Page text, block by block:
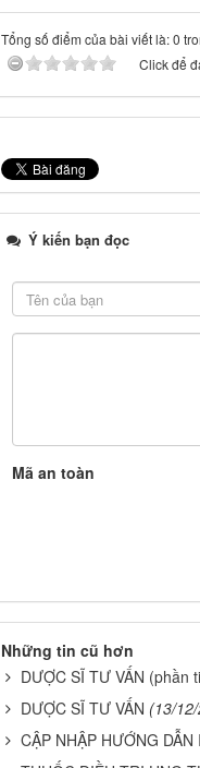
Tổng số điểm của bài viết là: 0
Click để
Ý kiến bạn đọc
Mã an toàn
Những tin cũ hơn
DƯỢC SĨ TƯ VẤN (phần
DƯỢC SĨ TƯ VẤN (13/
CẬP NHẬP HƯỚNG